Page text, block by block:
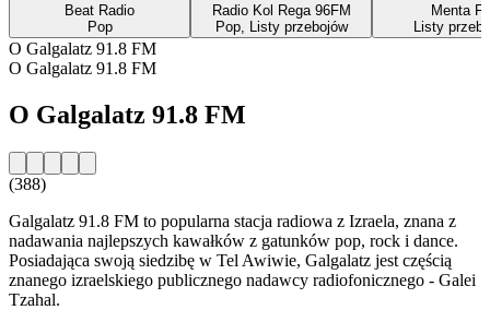
Beat Radio
Pop
Radio Kol Rega 96FM
Pop, Listy przebojów
Menta
Listy
O Galgalatz 91.8 FM
O Galgalatz 91.8 FM
O Galgalatz 91.8 FM
(388)
Galgalatz 91.8 FM to popularna stacja radiowa z Izraela, znana z
nadawania najlepszych kawałków z gatunków pop, rock i dance.
Posiadająca swoją siedzibę w Tel Awiwie, Galgalatz jest częścią
znanego izraelskiego publicznego nadawcy radiofonicznego - Galei
Tzahal.